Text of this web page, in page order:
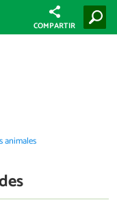
COMPARTIR
animales